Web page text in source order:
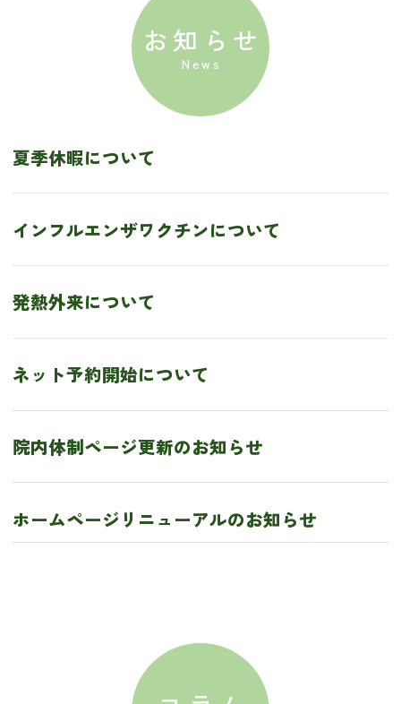
お知らせ
夏季休暇について
インフルエンザワクチンについて
発熱外来について
ネット予約開始について
院内体制ページ更新のお知らせ
ホームページリニューアルのお知らせ